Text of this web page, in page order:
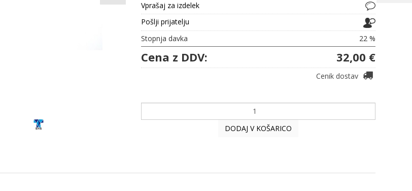
Vprašaj za izdelek
Pošlji prijatelju
Stopnja davka
22 %
Cena z DDV: 32,00 €
Cenik dostav
DODAJ V KOŠARICO